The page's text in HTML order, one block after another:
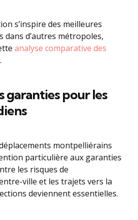
s’inspire des meilleures
dans d’autres métropoles,
analyse comparative des
.
garanties pour les
montpelliérains
particulière aux garanties
les risques de
ville et les trajets vers la
deviennent essentielles.